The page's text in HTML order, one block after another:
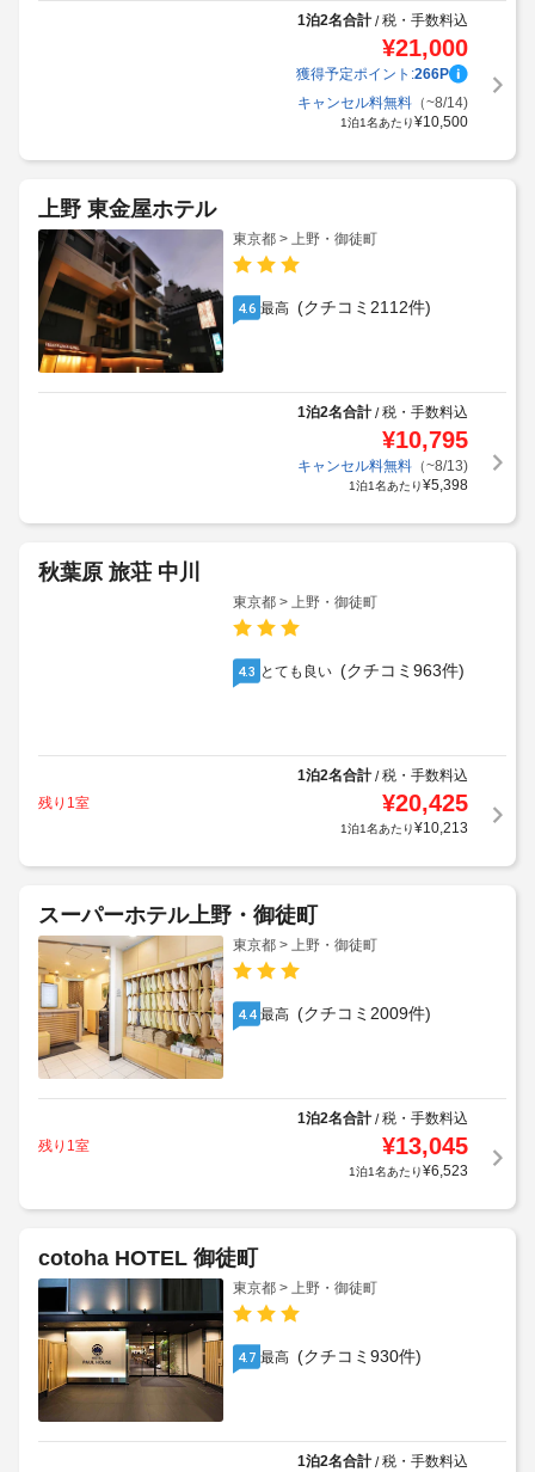
1泊2名合計/税・手数料込
¥21,000
獲得予定ポイント:266P
キャンセル料無料（~8/14)
1泊1名あたり¥10,500
上野 東金屋ホテル
東京都 > 上野・御徒町
4.6 最高 (クチコミ2112件)
1泊2名合計/税・手数料込
¥10,795
キャンセル料無料（~8/13)
1泊1名あたり¥5,398
秋葉原 旅荘 中川
東京都 > 上野・御徒町
4.3 とても良い (クチコミ963件)
1泊2名合計/税・手数料込
残り1室
¥20,425
1泊1名あたり¥10,213
スーパーホテル上野・御徒町
東京都 > 上野・御徒町
4.4 最高 (クチコミ2009件)
1泊2名合計/税・手数料込
残り1室
¥13,045
1泊1名あたり¥6,523
cotoha HOTEL 御徒町
東京都 > 上野・御徒町
4.7 最高 (クチコミ930件)
1泊2名合計/税・手数料込